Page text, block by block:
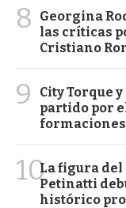
8
Georgina
las críticas
Cristiano
9
City Torque
partido por
10La figura del
Petinatti
histórico